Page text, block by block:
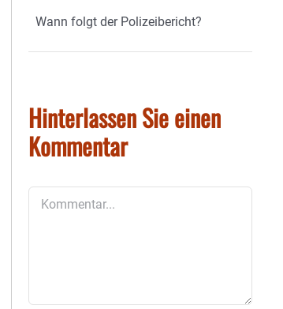
Wann folgt der Polizeibericht?
Hinterlassen Sie einen
Kommentar